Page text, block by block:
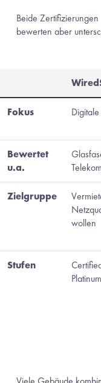
Beide
bewerten aber
Fokus
Bewertet
u.a.
Zielgruppe
wollen
Stufen
Platinum